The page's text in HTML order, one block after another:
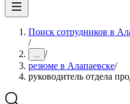
Поиск сотрудников в
/
... /
резюме в Алапаевске/
руководитель отдела